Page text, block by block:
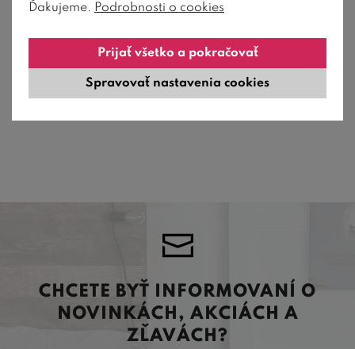
CHCETE BYŤ INFORMOVANÍ O
NOVINKÁCH, AKCIÁCH A
ZĽAVÁCH?
Ďakujeme. Podrobnosti o cookies
Spravovať nastavenia cookies
Prijať všetko a pokračovať